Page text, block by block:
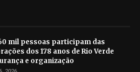
mil pessoas participam das
dos 178 anos de Rio Verde
e organização